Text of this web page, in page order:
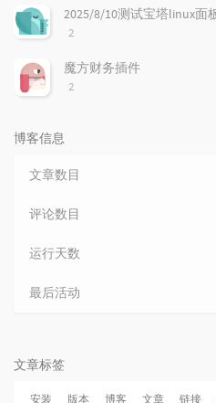
数：
评
数：
2
魔方财务插件
评
2
博客信息
文章数目
评论数目
运行天数
最后活动
文章标签
安装 版本 博客 文章 链接